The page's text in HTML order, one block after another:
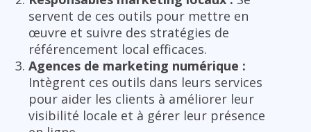
servent de ces outils pour mettre en
œuvre et suivre des stratégies de
référencement local efficaces.
Agences de marketing numérique :
Intègrent ces outils dans leurs services
pour aider les clients à améliorer leur
visibilité locale et à gérer leur présence